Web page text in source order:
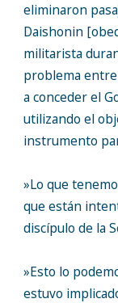
eliminaron
Daishonin
militarista
problema entre
a conceder el
utilizando el
instrumento
»Lo que
que están
discípulo de la
»Esto lo
estuvo